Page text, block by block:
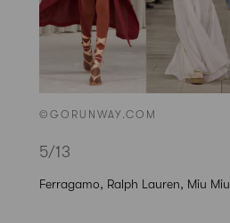
©GORUNWAY.COM
5/13
Ferragamo, Ralph Lauren, Miu Miu